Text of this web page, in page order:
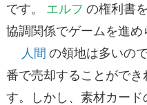
です。
エルフ の権利書
協調関係でゲームを進め
人間 の領地は多いの
番で売却することがで
す。しかし、素材カー